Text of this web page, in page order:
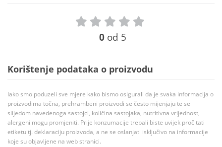
0 od 5
Korištenje podataka o proizvodu
Iako smo poduzeli sve mjere kako bismo osigurali da je svaka informacija o
proizvodima točna, prehrambeni proizvodi se često mijenjaju te se
slijedom navedenoga sastojci, količina sastojaka, nutritivna vrijednost,
alergeni mogu promjeniti. Prije konzumacije trebali biste uvijek pročitati
etiketu tj. deklaraciju proizvoda, a ne se oslanjati isključivo na informacije
koje su objavljene na web stranici.